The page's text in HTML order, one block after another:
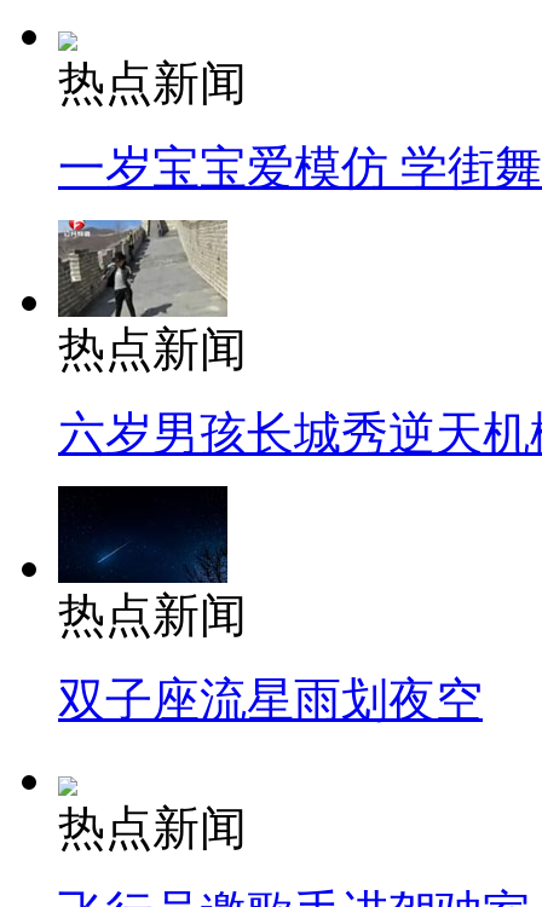
热点新闻
一岁宝宝爱模仿 学街
热点新闻
六岁男孩长城秀逆天机
热点新闻
双子座流星雨划夜空
热点新闻